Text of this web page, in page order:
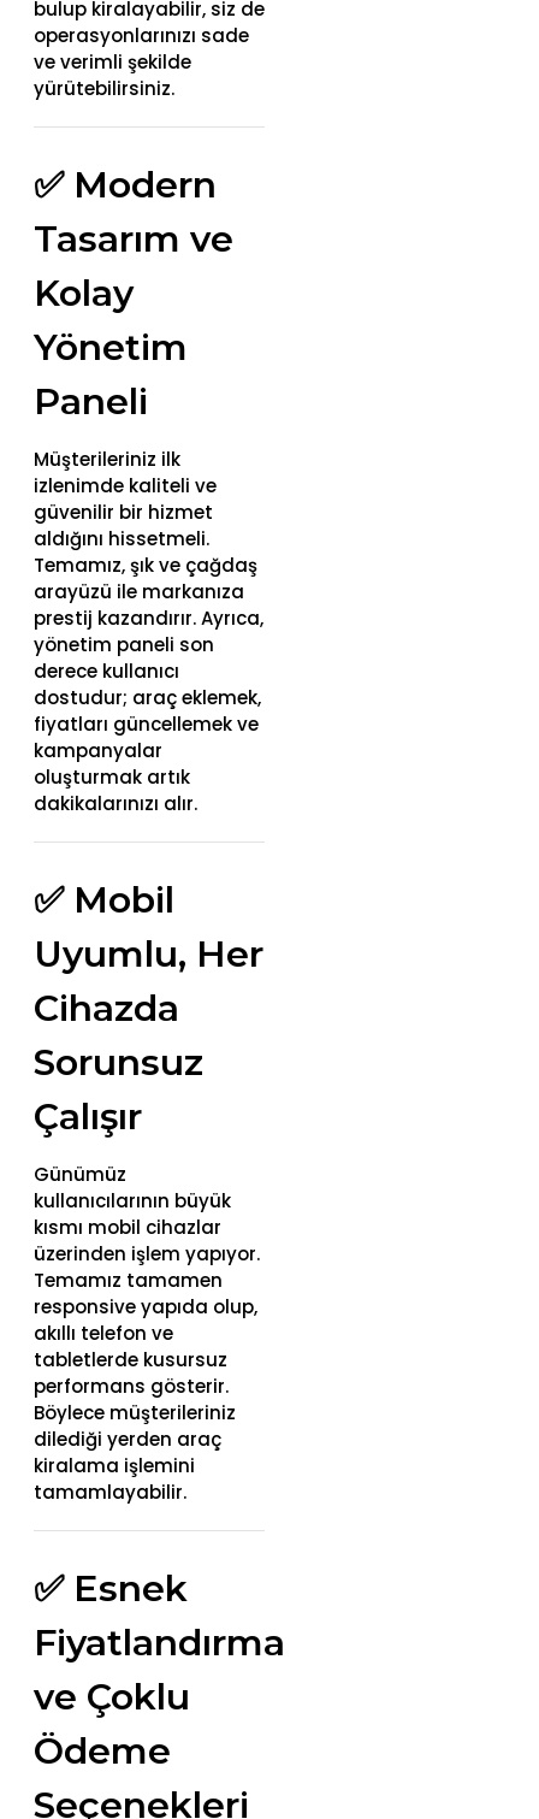
bulup kiralayabilir, siz de
operasyonlarınızı sade
ve verimli şekilde
yürütebilirsiniz.
✅ Modern
Tasarım ve
Kolay
Yönetim
Paneli
Müşterileriniz ilk
izlenimde kaliteli ve
güvenilir bir hizmet
aldığını hissetmeli.
Temamız, şık ve çağdaş
arayüzü ile markanıza
prestij kazandırır. Ayrıca,
yönetim paneli son
derece kullanıcı
dostudur; araç eklemek,
fiyatları güncellemek ve
kampanyalar
oluşturmak artık
dakikalarınızı alır.
✅ Mobil
Uyumlu, Her
Cihazda
Sorunsuz
Çalışır
Günümüz
kullanıcılarının büyük
kısmı mobil cihazlar
üzerinden işlem yapıyor.
Temamız tamamen
responsive yapıda olup,
akıllı telefon ve
tabletlerde kusursuz
performans gösterir.
Böylece müşterileriniz
dilediği yerden araç
kiralama işlemini
tamamlayabilir.
✅ Esnek
Fiyatlandırma
ve Çoklu
Ödeme
Seçenekleri